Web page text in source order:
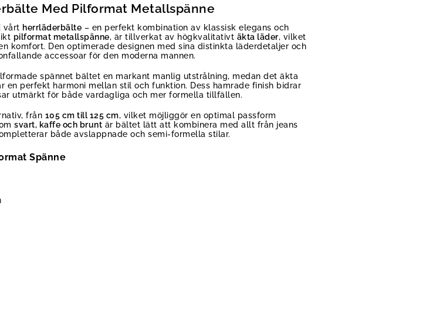
Med Pilformat Metallspänne
vårt herrläderbälte – en perfekt kombination av klassisk elegans och
pilformat metallspänne, är tillverkat av högkvalitativt äkta läder, vilket
komfort. Den optimerade designen med sina distinkta läderdetaljer och
accessoar för den moderna mannen.
spännet bältet en markant manlig utstrålning, medan det äkta
perfekt harmoni mellan stil och funktion. Dess hamrade finish bidrar
utmärkt för både vardagliga och mer formella tillfällen.
från 105 cm till 125 cm, vilket möjliggör en optimal passform
svart, kaffe och brunt är bältet lätt att kombinera med allt från jeans
både avslappnade och semi-formella stilar.
Spänne